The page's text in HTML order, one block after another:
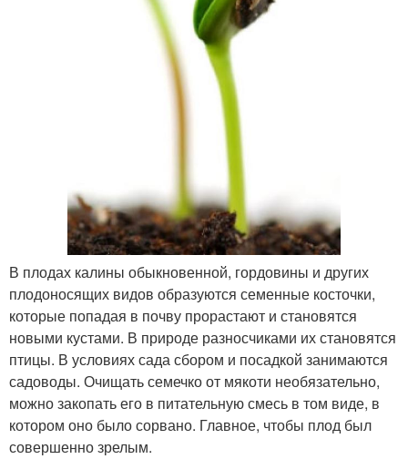
В плодах калины обыкновенной, гордовины и других
плодоносящих видов образуются семенные косточки,
которые попадая в почву прорастают и становятся
новыми кустами. В природе разносчиками их становятся
птицы. В условиях сада сбором и посадкой занимаются
садоводы. Очищать семечко от мякоти необязательно,
можно закопать его в питательную смесь в том виде, в
котором оно было сорвано. Главное, чтобы плод был
совершенно зрелым.